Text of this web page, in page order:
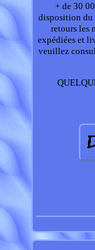
+ de 30
disposition du
retours les
expédiées et
veuillez